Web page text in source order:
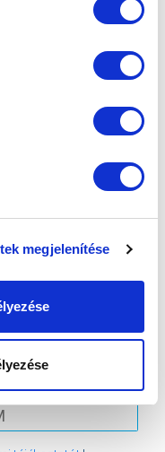
megjelenítése
AKADÉMIA
fel ingyenes